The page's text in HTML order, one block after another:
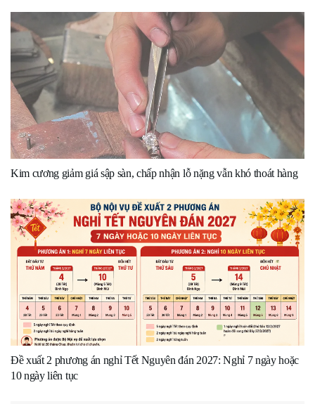
Kim cương giảm giá sập sàn, chấp nhận lỗ nặng vẫn khó thoát hàng
Đề xuất 2 phương án nghỉ Tết Nguyên đán 2027: Nghỉ 7 ngày hoặc
10 ngày liên tục